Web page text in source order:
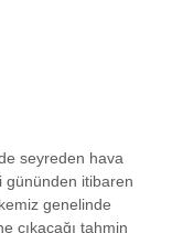
seyreden hava
gününden itibaren
genelinde
çıkacağı tahmin